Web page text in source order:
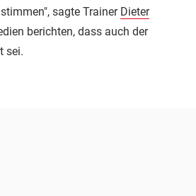
sagte Trainer Dieter
berichten, dass auch der
sei.